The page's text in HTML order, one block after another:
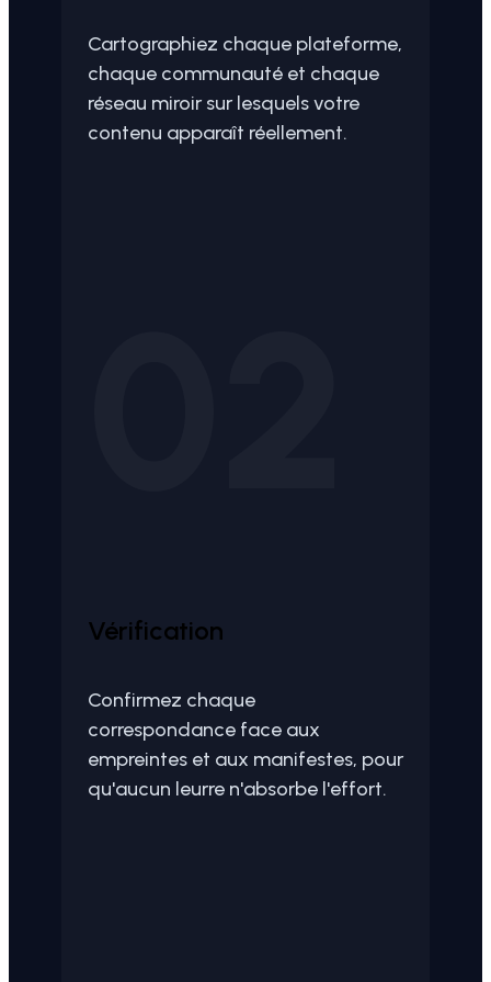
Cartographiez chaque plateforme,
chaque communauté et chaque
réseau miroir sur lesquels votre
contenu apparaît réellement.
Vérification
Confirmez chaque
correspondance face aux
empreintes et aux manifestes, pour
qu'aucun leurre n'absorbe l'effort.